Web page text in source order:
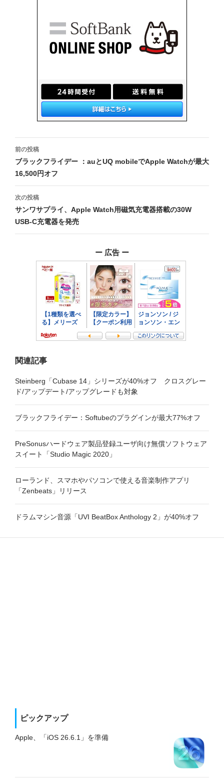
投
稿
ナ
ビ
ゲ
ー
前の投稿
ブラックフライデー ：auとUQ mobileでApple Watchが最大
16,500円オフ
次の投稿
サンワサプライ、Apple Watch用磁気充電器搭載の30W
USB-C充電器を発売
ー 広告 ー
関連記事
Steinberg「Cubase 14」シリーズが40%オフ クロスグレー
ド/アップデート/アップグレードも対象
ブラックフライデー：Softubeのプラグインが最大77%オフ
PreSonusハードウェア製品登録ユーザ向け無償ソフトウェア
スイート「Studio Magic 2020」
ローランド、スマホやパソコンで使える音楽制作アプリ
「Zenbeats」リリース
ドラムマシン音源「UVI BeatBox Anthology 2」が40%オフ
ピックアップ
Apple、「iOS 26.6.1」を準備